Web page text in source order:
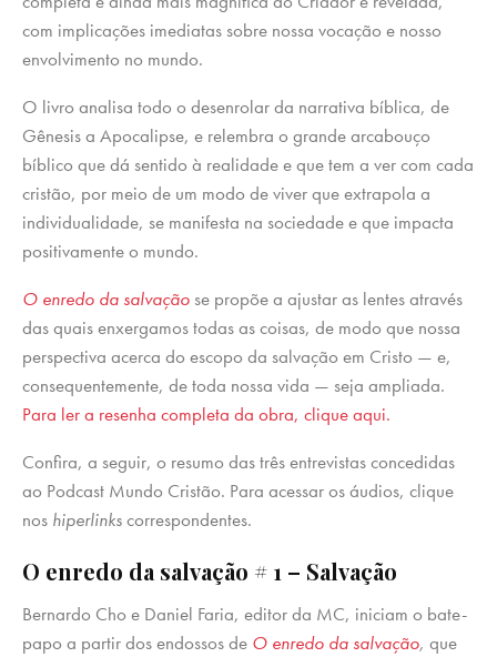
com implicações imediatas sobre nossa vocação e nosso
envolvimento no mundo.
O livro analisa todo o desenrolar da narrativa bíblica, de
Gênesis a Apocalipse, e relembra o grande arcabouço
bíblico que dá sentido à realidade e que tem a ver com cada
cristão, por meio de um modo de viver que extrapola a
individualidade, se manifesta na sociedade e que impacta
positivamente o mundo.
O enredo da salvação se propõe a ajustar as lentes através
das quais enxergamos todas as coisas, de modo que nossa
perspectiva acerca do escopo da salvação em Cristo — e,
consequentemente, de toda nossa vida — seja ampliada.
Para ler a resenha completa da obra, clique aqui.
Confira, a seguir, o resumo das três entrevistas concedidas
ao Podcast Mundo Cristão. Para acessar os áudios, clique
nos hiperlinkscorrespondentes.
O enredo da salvação # 1 – Salvação
Bernardo Cho e Daniel Faria, editor da MC, iniciam o bate-
papo a partir dos endossos de O enredo da salvação, que